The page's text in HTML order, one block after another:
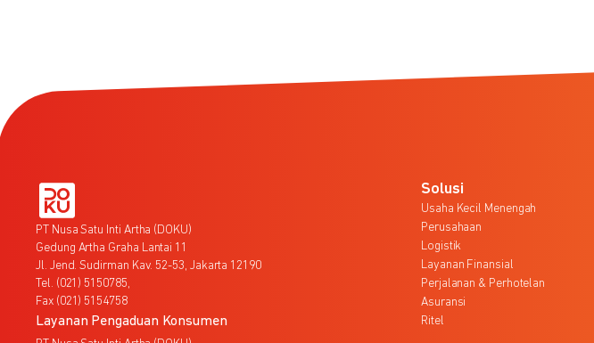
PT Nusa Satu Inti Artha (DOKU)
Gedung Artha Graha Lantai 11
Jl. Jend. Sudirman Kav. 52-53, Jakarta 12190
Tel. (021) 5150785,
Fax (021) 5154758
Layanan Pengaduan Konsumen
Solusi
Usaha Kecil Menengah
Perusahaan
Logistik
Layanan Finansial
Perjalanan & Perhotelan
Asuransi
Ritel